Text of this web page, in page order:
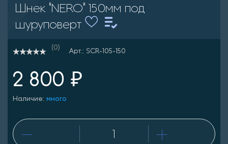
Шнек "NERO" 150мм под
шуруповерт
(0)
Арт.: SCR-105-150
2 800 ₽
Наличие: много